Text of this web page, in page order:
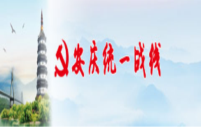
站
首
页
要
闻
聚
统
战
各